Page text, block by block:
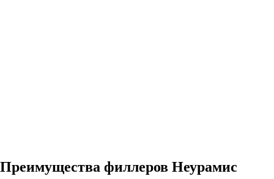
Преимущества филлеров Неурамис